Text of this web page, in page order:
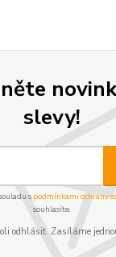
slevy!
s podmínkami ochrany
souhlasíte.
odhlásit. Zasíláme